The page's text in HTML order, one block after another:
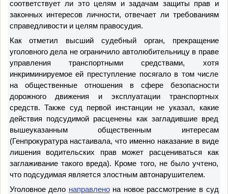
соответствует ли это целям и задачам защиты прав и
законных интересов личности, отвечает ли требованиям
справедливости и целям правосудия.
Как отметил высший судебный орган, прекращение
уголовного дела не ограничило автолюбительницу в праве
управления транспортными средствами, хотя
инкриминируемое ей преступление посягало в том числе
на общественные отношения в сфере безопасности
дорожного движения и эксплуатации транспортных
средств. Также суд первой инстанции не указал, какие
действия подсудимой расценены как загладившие вред
вышеуказанным общественным интересам
(Генпрокуратура настаивала, что именно наказание в виде
лишения водительских прав может расцениваться как
заглаживание такого вреда). Кроме того, не было учтено,
что подсудимая является злостным автонарушителем.
Уголовное дело направленона новое рассмотрение в суд